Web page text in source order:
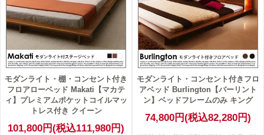
モダンライト・棚・コンセント付き
フロアローベッド Makati【マカテ
ィ】プレミアムポケットコイルマッ
トレス付き クイーン
101,800円(税込111,980円)
モダンライト・コンセント付きフロ
アベッド Burlington【バーリント
ン】ベッドフレームのみ キング
74,800円(税込82,280円)